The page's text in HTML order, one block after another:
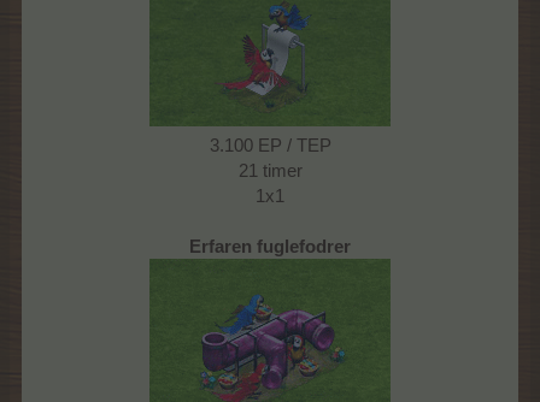
3.100 EP / TEP
21 timer
1x1
Erfaren fuglefodrer